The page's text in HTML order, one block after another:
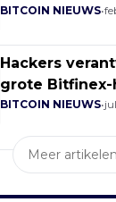
BITCOIN NIEUWS•
Hackers
grote Bitfinex-
hebben hun
BITCOIN NIEUWS•
Meer artikelen